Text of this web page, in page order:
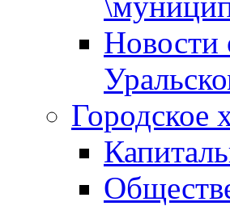
Новости
Городское